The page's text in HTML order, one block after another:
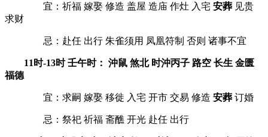
宜：祈福 嫁娶 修造 盖屋 造庙 作灶 入宅 安葬 见贵
求财
忌：赴任 出行 朱雀须用 凤凰符制 否则 诸事不宜
11时-13时 壬午时： 沖鼠 煞北 时沖丙子 路空 长生 金匮
福德
宜：求嗣 嫁娶 移徙 入宅 开市 交易 修造 安葬 订婚
忌：祭祀 祈福 斋醮 开光 赴任 出行